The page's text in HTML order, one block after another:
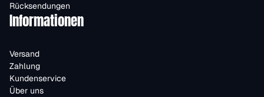
Rücksendungen
Informationen
Versand
Zahlung
Kundenservice
Über uns